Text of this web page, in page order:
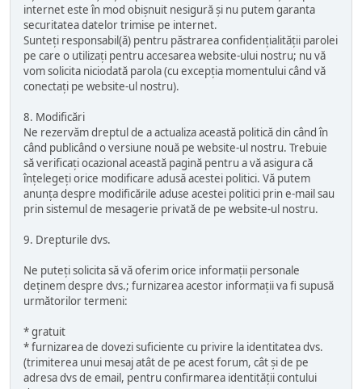
internet este în mod obișnuit nesigură și nu putem garanta
securitatea datelor trimise pe internet.
Sunteți responsabil(ă) pentru păstrarea confidențialității parolei
pe care o utilizați pentru accesarea website-ului nostru; nu vă
vom solicita niciodată parola (cu excepția momentului când vă
conectați pe website-ul nostru).
8. Modificări
Ne rezervăm dreptul de a actualiza această politică din când în
când publicând o versiune nouă pe website-ul nostru. Trebuie
să verificați ocazional această pagină pentru a vă asigura că
înțelegeți orice modificare adusă acestei politici. Vă putem
anunța despre modificările aduse acestei politici prin e-mail sau
prin sistemul de mesagerie privată de pe website-ul nostru.
9. Drepturile dvs.
Ne puteți solicita să vă oferim orice informații personale
deținem despre dvs.; furnizarea acestor informații va fi supusă
următorilor termeni:
* gratuit
* furnizarea de dovezi suficiente cu privire la identitatea dvs.
(trimiterea unui mesaj atât de pe acest forum, cât și de pe
adresa dvs de email, pentru confirmarea identității contului